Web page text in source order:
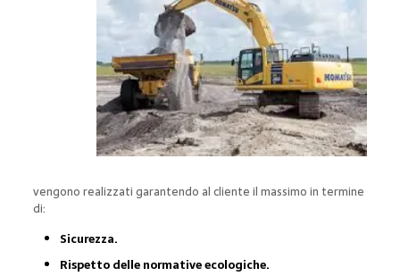
vengono realizzati garantendo al cliente il massimo in termine
di:
Sicurezza.
Rispetto delle normative ecologiche.